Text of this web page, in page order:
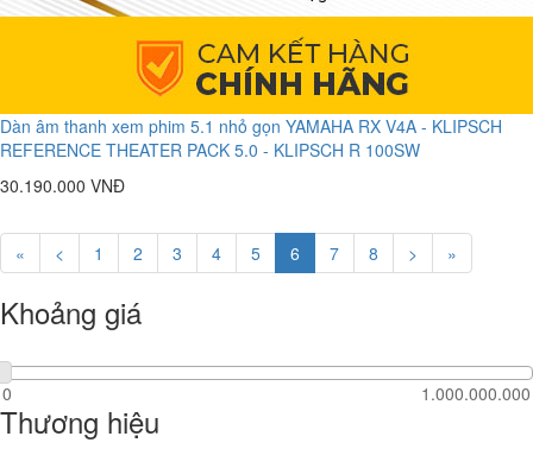
Dàn âm thanh xem phim 5.1 nhỏ gọn YAMAHA RX V4A - KLIPSCH
REFERENCE THEATER PACK 5.0 - KLIPSCH R 100SW
30.190.000 VNĐ
« < 1 2 3 4 5 6 7 8 > »
Khoảng giá
Thương hiệu